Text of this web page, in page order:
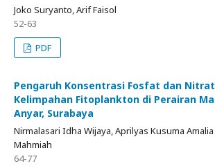
Joko Suryanto, Arif Faisol
52-63
PDF
Pengaruh Konsentrasi Fosfat dan
Kelimpahan Fitoplankton di Perairan
Anyar, Surabaya
Nirmalasari Idha Wijaya, Aprilyas Kusuma
Mahmiah
64-77